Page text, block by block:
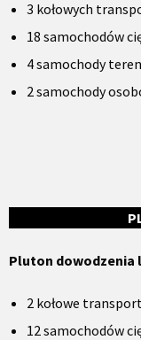
3 kołowych
18 samochodów
4 samochody
2 samochody
Pluton dowodzenia
2 kołowe
12 samochodów